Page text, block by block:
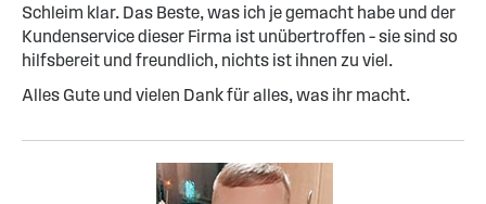
Schleim klar. Das Beste, was ich je gemacht habe und der
Kundenservice dieser Firma ist unübertroffen – sie sind so
hilfsbereit und freundlich, nichts ist ihnen zu viel.
Alles Gute und vielen Dank für alles, was ihr macht.